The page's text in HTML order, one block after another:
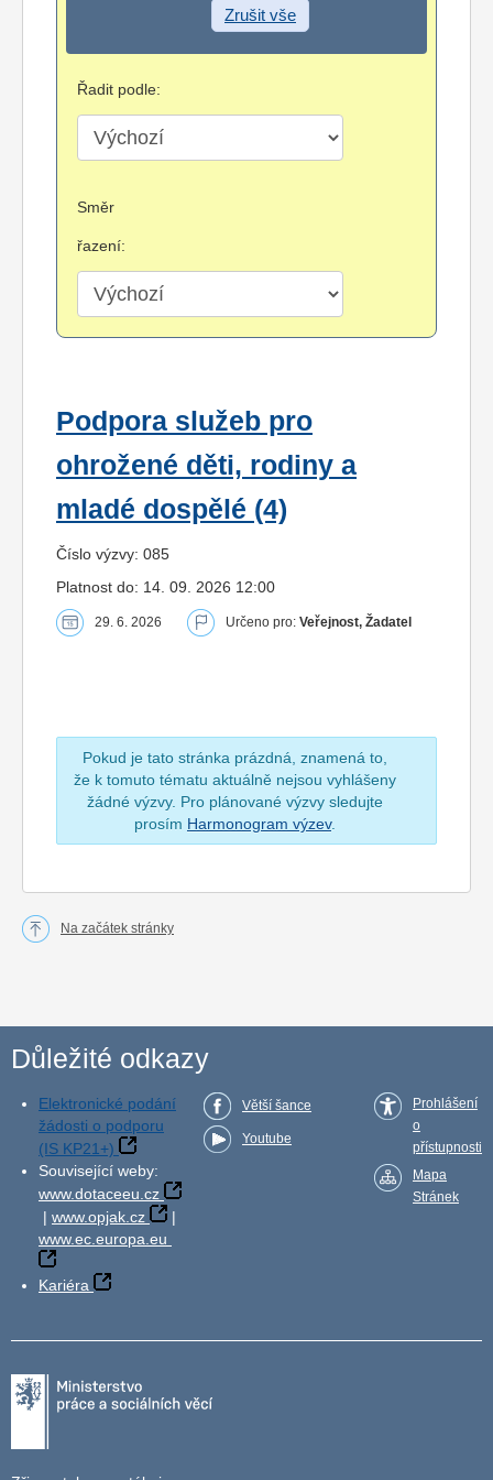
Zrušit vše
Řadit podle:
Směr
řazení:
Podpora služeb pro
ohrožené děti, rodiny a
mladé dospělé (4)
Číslo výzvy: 085
Platnost do: 14. 09. 2026 12:00
29. 6. 2026 Určeno pro: Veřejnost, Žadatel
Pokud je tato stránka prázdná, znamená to,
že k tomuto tématu aktuálně nejsou vyhlášeny
žádné výzvy. Pro plánované výzvy sledujte
prosím Harmonogram výzev.
Na začátek stránky
Důležité odkazy
Elektronické podání
žádosti o podporu
(IS KP21+)
Související weby:
www.dotaceeu.cz
| www.opjak.cz
|
www.ec.europa.eu
Kariéra
Větší šance
Youtube
Prohlášení
o
přístupnosti
Mapa
Stránek